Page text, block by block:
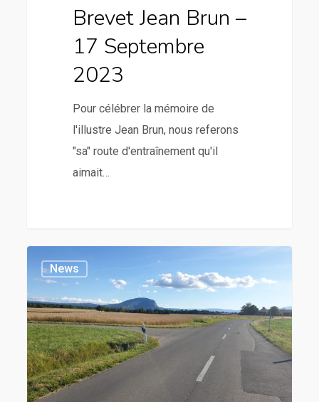
Brevet Jean Brun –
17 Septembre
2023
Pour célébrer la mémoire de
l'illustre Jean Brun, nous referons
"sa" route d'entraînement qu'il
aimait…
News